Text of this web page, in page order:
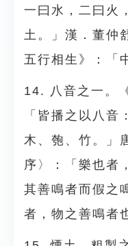
一曰水，二曰火
土。」漢．董仲
五行相生》：「
14. 八音之一。
「皆播之以八音
木、匏、竹。」
序〉：「樂也者
其善鳴者而假之
者，物之善鳴者